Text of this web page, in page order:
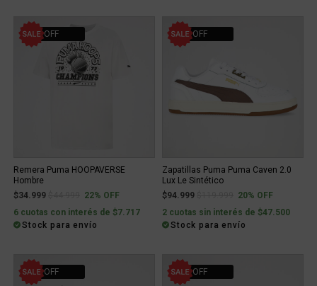
22% OFF
Remera Puma HOOPAVERSE
Hombre
$34.999
Price reduced from
to22% OFF
6 cuotas con interés de $7.717
Stock para envío
20% OFF
Zapatillas Puma Puma Caven 2.0
Lux Le Sintético
$94.999
Price reduced from
to20% OFF
2 cuotas sin interés de $47.500
Stock para envío
20% OFF 20% OFF